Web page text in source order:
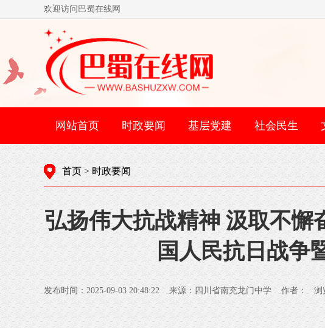
欢迎访问巴蜀在线网
网站首页 时政要闻 基层党建 社会民生
首页> 时政要闻
弘扬伟大抗战精神 汲取不
国人民抗日战争
发布时间：2025-09-03 20:48:22 来源：四川省南充龙门中学 作者： 浏